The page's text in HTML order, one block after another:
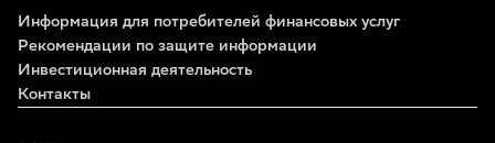
Информация для потребителей финансовых услуг
Рекомендации по защите информации
Инвестиционная деятельность
Контакты